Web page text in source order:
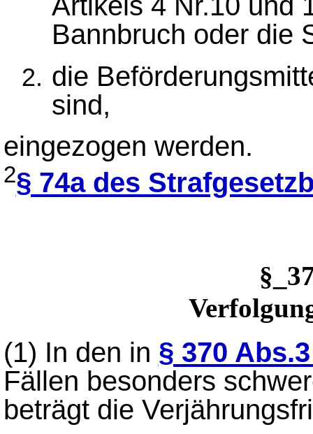
Bannbruch oder die
die
sind,
eingezogen werden.
2§ 74a des
(1) In den in § 370
Fällen besonders
beträgt die